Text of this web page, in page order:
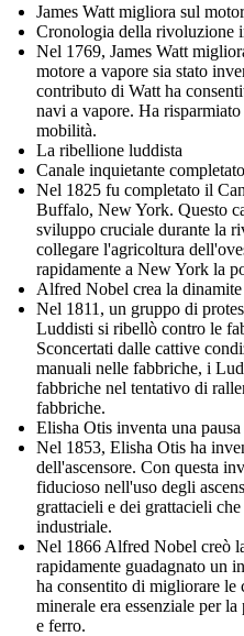
James Watt migliora sul
Cronologia della rivoluzione
Nel 1769, James Watt
motore a vapore sia stato
contributo di Watt ha
navi a vapore. Ha
mobilità.
La ribellione luddista
Canale inquietante completato
Nel 1825 fu completato il
Buffalo, New York. Questo
sviluppo cruciale durante la
collegare l'agricoltura
rapidamente a New York la
Alfred Nobel crea la dinamite
Nel 1811, un gruppo di
Luddisti si ribellò contro le
Sconcertati dalle cattive
manuali nelle fabbriche, i
fabbriche nel tentativo di
fabbriche.
Elisha Otis inventa una
Nel 1853, Elisha Otis ha
dell'ascensore. Con questa
fiducioso nell'uso degli
grattacieli e dei grattacieli
industriale.
Nel 1866 Alfred Nobel creò
rapidamente guadagnato un
ha consentito di migliorare le
minerale era essenziale per
e ferro.